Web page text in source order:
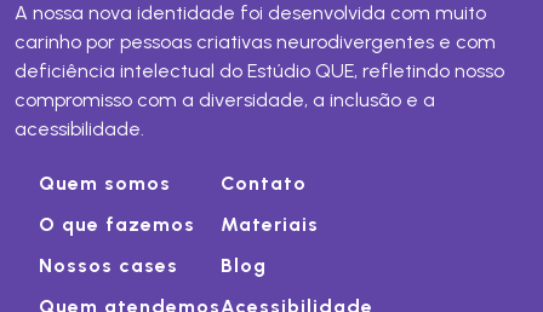
A nossa nova identidade foi desenvolvida com muito
carinho por pessoas criativas neurodivergentes e com
deficiência intelectual do Estúdio QUE, refletindo nosso
compromisso com a diversidade, a inclusão e a
acessibilidade.
Quem somos
O que fazemos
Nossos cases
Quem atendemos
Contato
Materiais
Blog
Acessibilidade